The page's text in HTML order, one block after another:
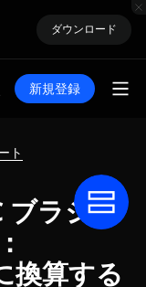
ダウンロード
新規登録
ト
ブラジ
換算する